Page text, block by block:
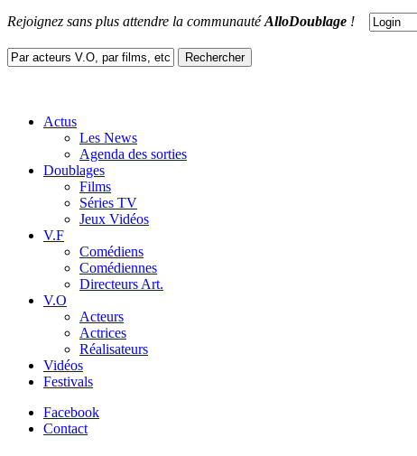
Rejoignez sans plus attendre la communautéAlloDoublage !
Actus
Les News
Agenda des sorties
Doublages
Films
Séries TV
Jeux Vidéos
V.F
Comédiens
Comédiennes
Directeurs Art.
V.O
Acteurs
Actrices
Réalisateurs
Vidéos
Festivals
Facebook
Contact